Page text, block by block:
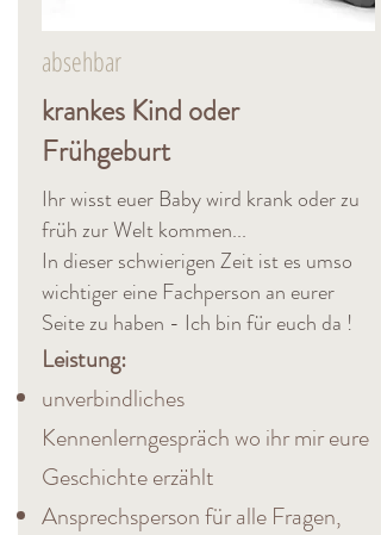
absehbar
krankes Kind oder
Frühgeburt
Ihr wisst euer Baby wird krank oder zu
früh zur Welt kommen...
In dieser schwierigen Zeit ist es umso
wichtiger eine Fachperson an eurer
Seite zu haben - Ich bin für euch da !
Leistung:
unverbindliches
Kennenlerngespräch wo ihr mir eure
Geschichte erzählt
Ansprechsperson für alle Fragen,